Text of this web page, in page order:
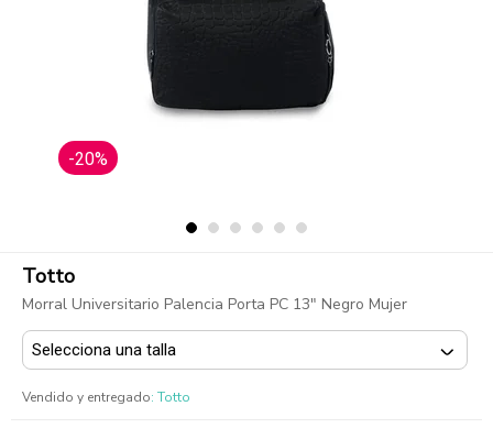
-20%
Totto
Morral Universitario Palencia Porta PC 13" Negro Mujer
Vendido y entregado: Totto